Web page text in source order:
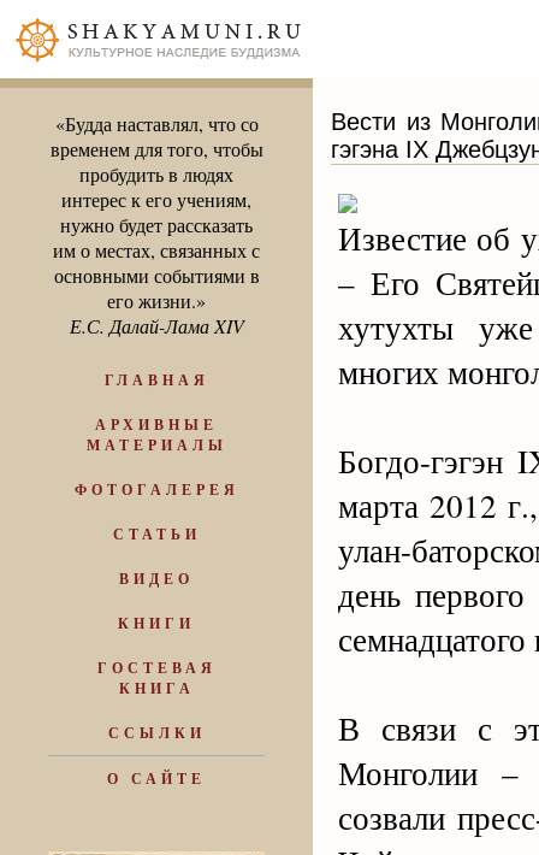
«Будда наставлял, что со
временем для того, чтобы
пробудить в людях
интерес к его учениям,
нужно будет рассказать
им о местах, связанных с
основными событиями в
его жизни.»
Е.С. Далай-Лама XIV
ГЛАВНАЯ
АРХИВНЫЕ
МАТЕРИАЛЫ
ФОТОГАЛЕРЕЯ
СТАТЬИ
ВИДЕО
КНИГИ
ГОСТЕВАЯ
КНИГА
ССЫЛКИ
О САЙТЕ
Вести из
гэгэна IX
Известие об
– Его
хутухты
многих
Богдо-гэгэн
марта 2012
улан-
день
В связи с
Монголии –
созвали